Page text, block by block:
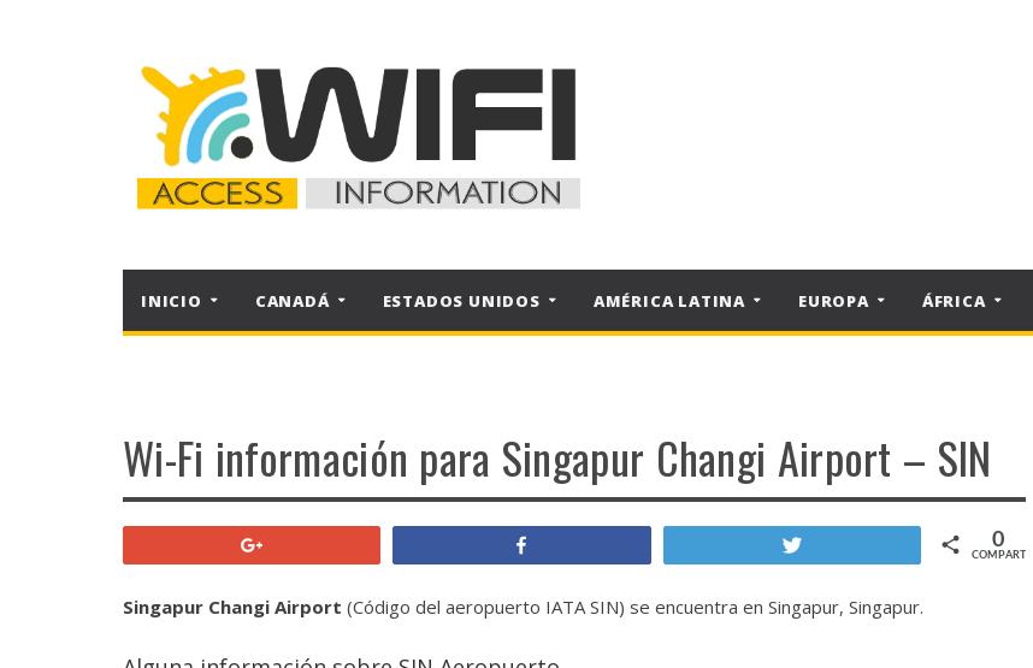
INICIO CANADÁ ESTADOS UNIDOS AMÉRICA LATINA EUROPA ÁFRICA
Wi-Fi información para Singapur Changi Airport – SIN
COMPARTIR
0
Singapur Changi Airport (Código del aeropuerto IATA SIN) se encuentra en Singapur, Singapur.